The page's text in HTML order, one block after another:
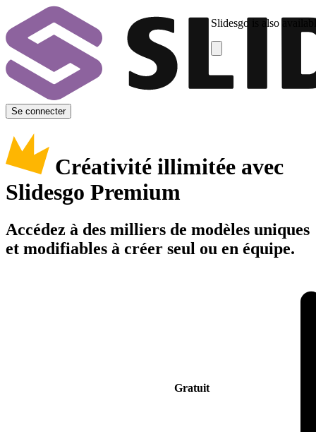
Slidesgo is also
Se connecter
Créativité illimitée avec
Slidesgo Premium
Accédez à des milliers de modèles uniques
et modifiables à créer seul ou en équipe.
Gratuit